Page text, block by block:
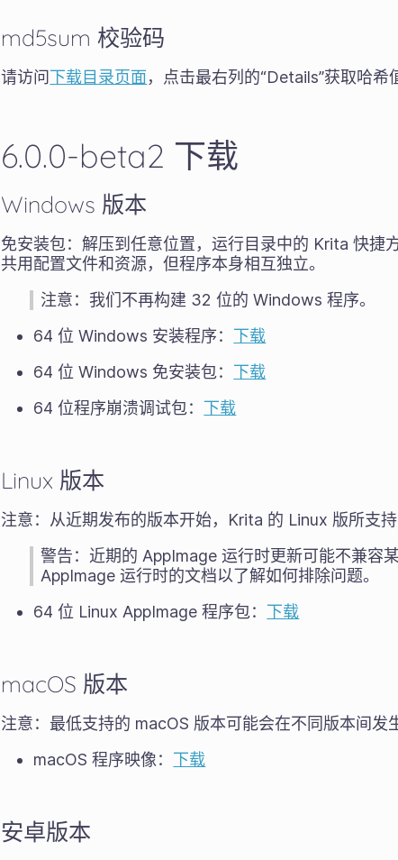
md5sum 校验码
请访问下载目录页面，点击最右列的“Details”获取哈希
6.0.0-beta2 下载
Windows 版本
免安装包：解压到任意位置，运行目录中的 Krita 快捷
共用配置文件和资源，但程序本身相互独立。
注意：我们不再构建 32 位的 Windows 程序。
64 位 Windows 安装程序： 下载
64 位 Windows 免安装包： 下载
64 位程序崩溃调试包： 下载
Linux 版本
注意：从近期发布的版本开始，Krita 的 Linux 版所支
警告：近期的 AppImage 运行时更新可能不兼容
AppImage 运行时的文档以了解如何排除问题。
64 位 Linux AppImage 程序包： 下载
macOS 版本
注意：最低支持的 macOS 版本可能会在不同版本间发
macOS 程序映像： 下载
安卓版本